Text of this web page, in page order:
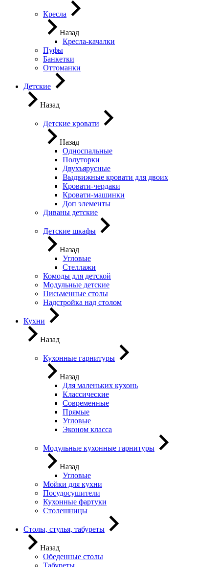
Кресла
Назад
Кресла-качалки
Пуфы
Банкетки
Оттоманки
Детские
Назад
Детские кровати
Назад
Односпальные
Полуторки
Двухъярусные
Выдвижные кровати для двоих
Кровати-чердаки
Кровати-машинки
Доп элементы
Диваны детские
Детские шкафы
Назад
Угловые
Стеллажи
Комоды для детской
Модульные детские
Письменные столы
Надстройка над столом
Кухни
Назад
Кухонные гарнитуры
Назад
Для маленьких кухонь
Классические
Современные
Прямые
Угловые
Эконом класса
Модульные кухонные гарнитуры
Назад
Угловые
Мойки для кухни
Посудосушители
Кухонные фартуки
Столешницы
Столы, стулья, табуреты
Назад
Обеденные столы
Табуреты